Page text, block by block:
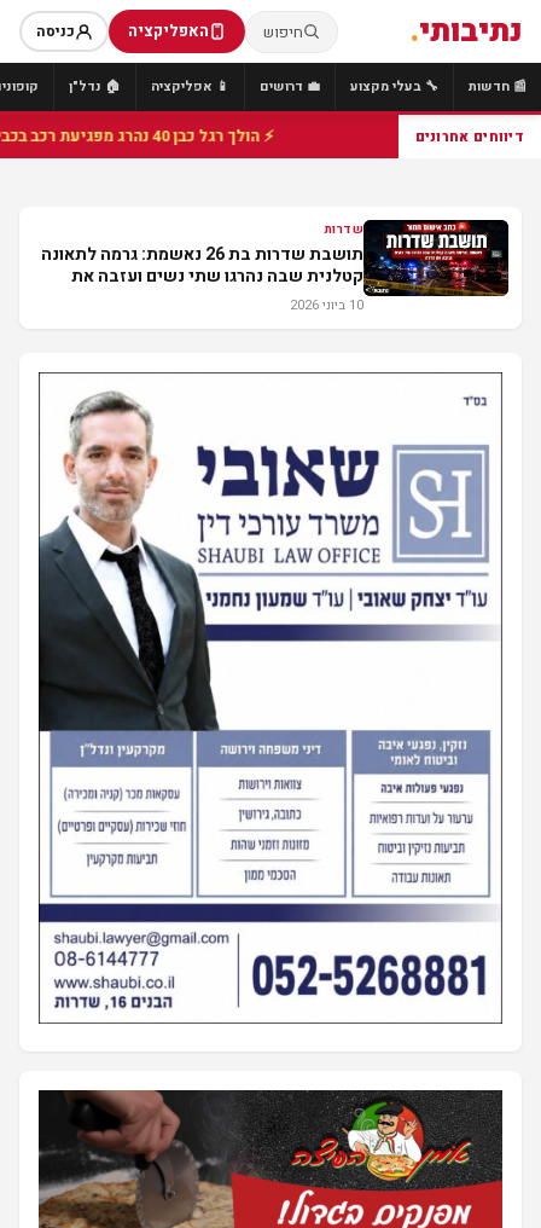
נתיבותי. חיפוש האפליקציה כניסה
📰 חדשות 🔧 בעלי מקצוע 💼 דרושים 📱 אפליקציה 🏠 נדל"ן
דיווחים אחרונים ⚡ הולך רגל כבן 40 נהרג מפגיעת רכב בכביש 25 סמוך לצומת הנשיא, מתנדבי זק"א פועלו בזירה
שדרות
תושבת שדרות בת 26 נאשמת: גרמה לתאונה
קטלנית שבה נהרגו שתי נשים ועזבה את
הזירה
10 ביוני 2026